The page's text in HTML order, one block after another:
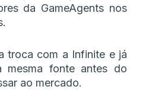
da GameAgents nos
troca com a Infinite e já
mesma fonte antes do
ao mercado.